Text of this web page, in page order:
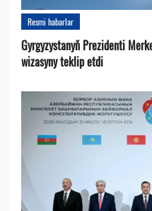
Resmi habarlar
Gyrgyzystanyň Prezidenti
wizasyny teklip etdi